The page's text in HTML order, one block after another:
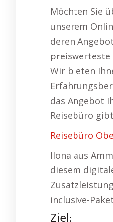
Möchten Sie
unserem
deren
preiswerteste
Wir bieten
das Angebot
Reisebüro
Reisebüro
Ilona aus
diesem
inclusive-